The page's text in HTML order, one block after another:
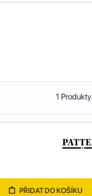
1 Produkty
PŘIDAT DO KOŠÍKU